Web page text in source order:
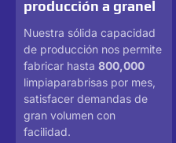
producción a granel
Nuestra sólida capacidad
de producción nos permite
fabricar hasta 800,000
limpiaparabrisas por mes,
satisfacer demandas de
gran volumen con
facilidad.